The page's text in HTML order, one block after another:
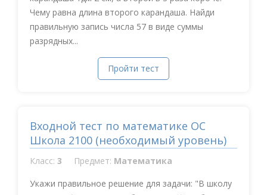
Чему равна длина второго карандаша. Найди
правильную запись числа 57 в виде суммы
разрядных...
Пройти тест
Входной тест по математике ОС
Школа 2100 (необходимый уровень)
Класс: 3 Предмет: Математика
Укажи правильное решение для задачи: "В школу